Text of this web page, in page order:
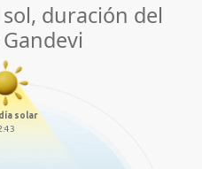
duración del
solar